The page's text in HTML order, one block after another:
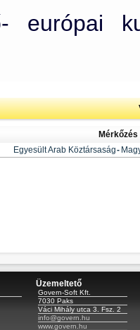
európai
Mérkőzés
Egyesült Arab Köztársaság-
Üzemeltető
Govern-Soft Kft.
7030 Paks
Váci Mihály utca 3. Fsz. 2
info@govern.hu
www.govern.hu